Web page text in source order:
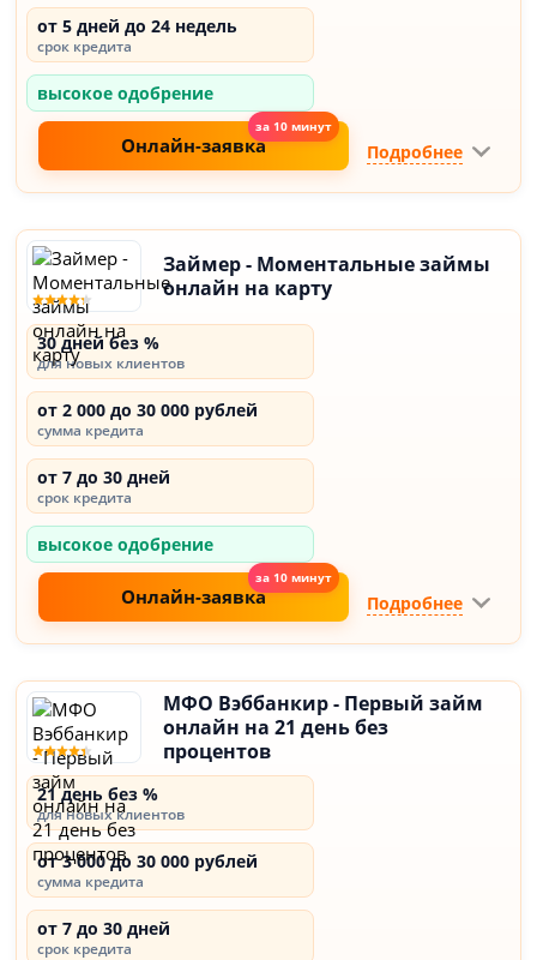
от 5 дней до 24 недель
срок кредита
высокое одобрение
Онлайн-заявка Подробнее
Займер - Моментальные займы
онлайн на карту
30 дней без %
для новых клиентов
от 2 000 до 30 000 рублей
сумма кредита
от 7 до 30 дней
срок кредита
высокое одобрение
Онлайн-заявка Подробнее
МФО Вэббанкир - Первый займ
онлайн на 21 день без
процентов
21 день без %
для новых клиентов
от 3 000 до 30 000 рублей
сумма кредита
от 7 до 30 дней
срок кредита